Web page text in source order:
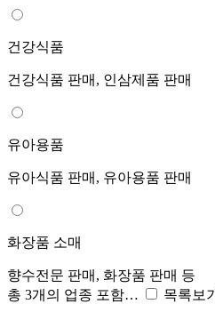
건강식품
건강식품 판매, 인삼제품 판매
유아용품
유아식품 판매, 유아용품 판매
화장품 소매
향수전문 판매, 화장품 판매 등
총 3개의 업종 포함…
목록보기